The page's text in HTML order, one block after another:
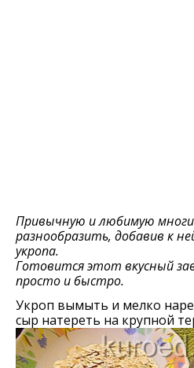
Привычную и любимую
разнообразить, добавив к
укропа.
Готовится этот вкусный
просто и быстро.
Укроп вымыть и мелко
сыр натереть на крупной